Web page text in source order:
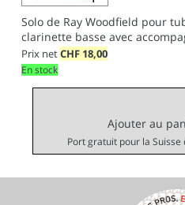
Solo de Ray Woodfield pour
clarinette basse avec
Prix netCHF 18,00
En stock
Ajouter au
Port gratuit pour la Suisse